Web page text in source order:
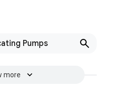
Pumps
more